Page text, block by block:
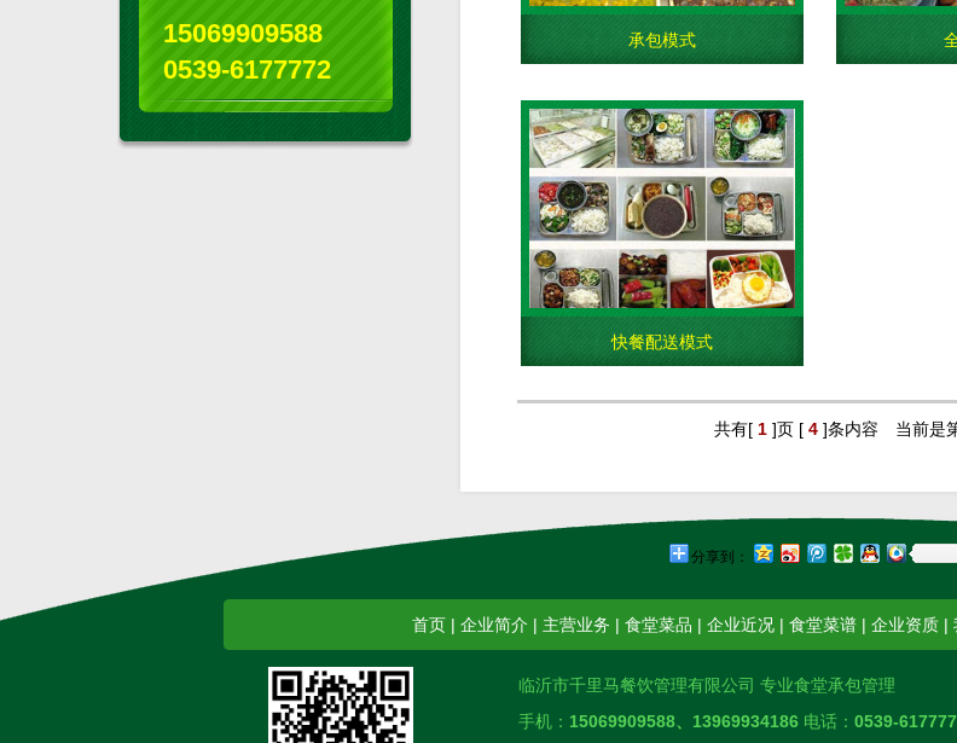
15069909588
0539-6177772
承包模式
快餐配送模式
共有[ 1]页 [ 4]条内容 当前是
分享到：
首页 | 企业简介 | 主营业务 | 食堂菜品 | 企业近况 | 食堂菜谱 | 企业资质 |
临沂市千里马餐饮管理有限公司 专业食堂承包管理
手机： 15069909588、13969934186 电话： 0539-